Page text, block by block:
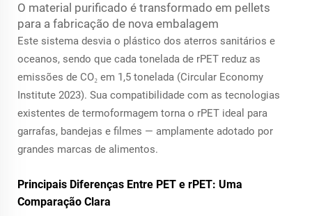
O material purificado é transformado em pellets
para a fabricação de nova embalagem
Este sistema desvia o plástico dos aterros sanitários e
oceanos, sendo que cada tonelada de rPET reduz as
emissões de CO₂ em 1,5 tonelada (Circular Economy
Institute 2023). Sua compatibilidade com as tecnologias
existentes de termoformagem torna o rPET ideal para
garrafas, bandejas e filmes — amplamente adotado por
grandes marcas de alimentos.
Principais Diferenças Entre PET e rPET: Uma
Comparação Clara